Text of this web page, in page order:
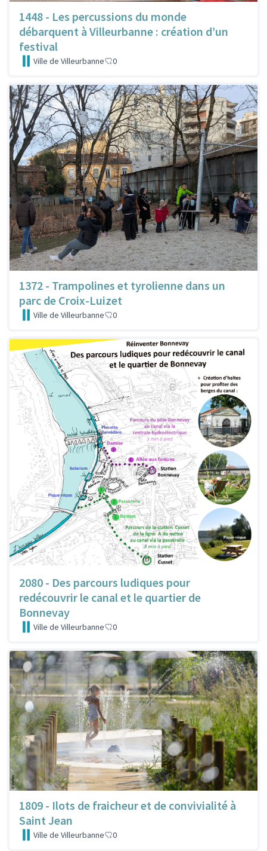
1448 - Les percussions du monde
débarquent à Villeurbanne : création d’un
festival
Ville de Villeurbanne 0
1372 - Trampolines et tyrolienne dans un
parc de Croix-Luizet
Ville de Villeurbanne 0
2080 - Des parcours ludiques pour
redécouvrir le canal et le quartier de
Bonnevay
Ville de Villeurbanne 0
1809 - Ilots de fraicheur et de convivialité à
Saint Jean
Ville de Villeurbanne 0